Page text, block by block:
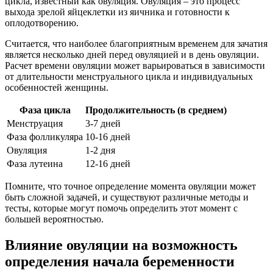
выхода зрелой яйцеклетки из яичника и готовности к
оплодотворению.
Считается, что наиболее благоприятным временем для зачатия
является несколько дней перед овуляцией и в день овуляции.
Расчет времени овуляции может варьироваться в зависимости
от длительности менструального цикла и индивидуальных
особенностей женщины.
Фаза цикла
Продолжительность (в среднем)
Менструация
3-7 дней
Фаза фолликуляра 10-16 дней
Овуляция
1-2 дня
Фаза лутеина
12-16 дней
Помните, что точное определение момента овуляции может
быть сложной задачей, и существуют различные методы и
тесты, которые могут помочь определить этот момент с
большей вероятностью.
Влияние овуляции на возможность
определения начала беременности